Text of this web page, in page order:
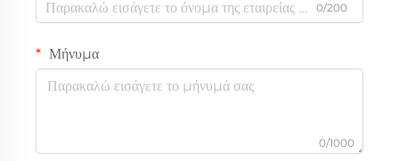
0/200
Μήνυμα
0/1000